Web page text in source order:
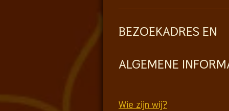
BEZOEKADRES EN
ALGEMENE
Wie zijn wij?